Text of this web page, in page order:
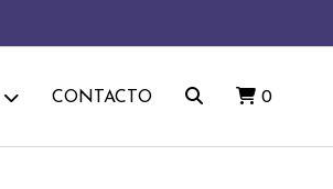
CONTACTO 0